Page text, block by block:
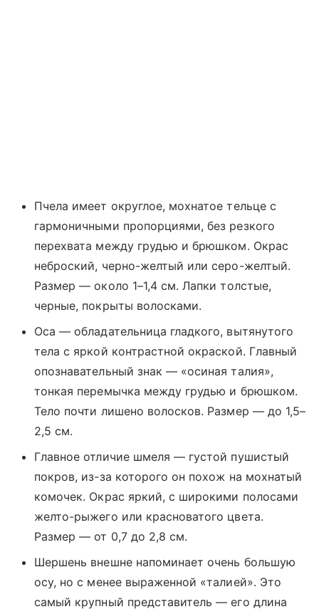
Пчела имеет округлое, мохнатое тельце с
гармоничными пропорциями, без резкого
перехвата между грудью и брюшком. Окрас
неброский, черно-желтый или серо-желтый.
Размер — около 1–1,4 см. Лапки толстые,
черные, покрыты волосками.
Оса — обладательница гладкого, вытянутого
тела с яркой контрастной окраской. Главный
опознавательный знак — «осиная талия»,
тонкая перемычка между грудью и брюшком.
Тело почти лишено волосков. Размер — до 1,5–
2,5 см.
Главное отличие шмеля — густой пушистый
покров, из-за которого он похож на мохнатый
комочек. Окрас яркий, с широкими полосами
желто-рыжего или красноватого цвета.
Размер — от 0,7 до 2,8 см.
Шершень внешне напоминает очень большую
осу, но с менее выраженной «талией». Это
самый крупный представитель — его длина